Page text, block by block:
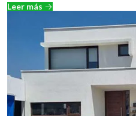
Leer más